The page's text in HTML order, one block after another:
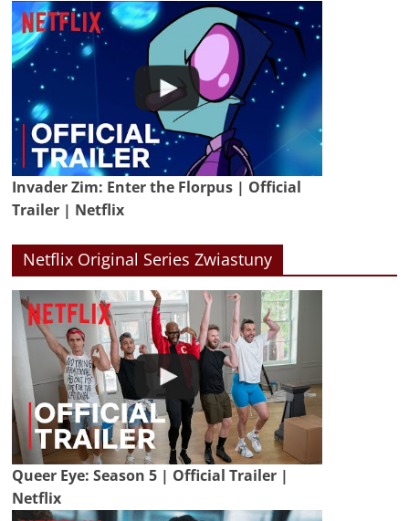
Invader Zim: Enter the Florpus | Official
Trailer | Netflix
Netflix Original Series Zwiastuny
Queer Eye: Season 5 | Official Trailer |
Netflix